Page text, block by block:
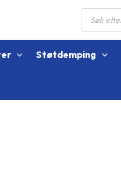
Products
search
Støtdemping